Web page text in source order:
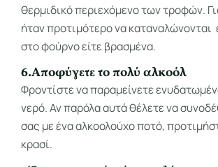
θερμιδικό περιεχόμενο των τροφών.
ήταν προτιμότερο να καταναλώνονται
στο φούρνο είτε βρασμένα.
6.Αποφύγετε το πολύ αλκοόλ
Φροντίστε να παραμείνετε
νερό. Αν παρόλα αυτά θέλετε να
σας με ένα αλκοολούχο ποτό,
κρασί.